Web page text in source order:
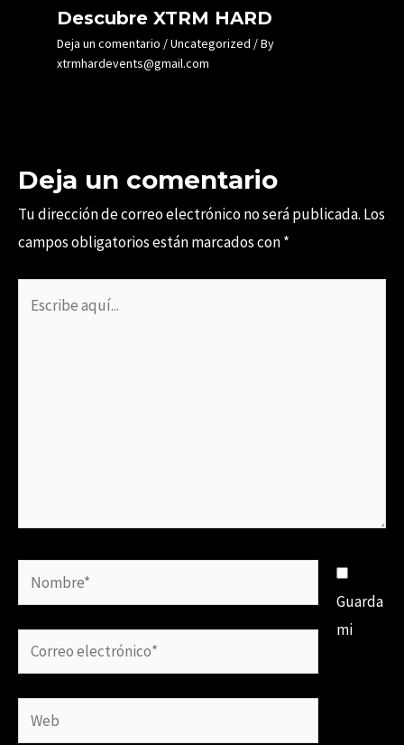
Descubre XTRM HARD
Deja un comentario /Uncategorized / By
xtrmhardevents@gmail.com
Deja un comentario
Tu dirección de correo electrónico no será publicada. Los
campos obligatorios están marcados con*
Nombre*
Correo
electrónico*
Web
Guarda
mi